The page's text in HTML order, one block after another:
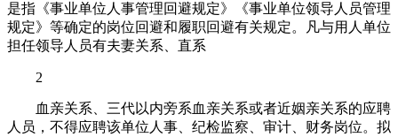
是指《事业单位人事管理回避规定》《事业单位领导人员管理
规定》等确定的岗位回避和履职回避有关规定。凡与用人单位
担任领导人员有夫妻关系、直系
2
血亲关系、三代以内旁系血亲关系或者近姻亲关系的应聘
人员，不得应聘该单位人事、纪检监察、审计、财务岗位。拟